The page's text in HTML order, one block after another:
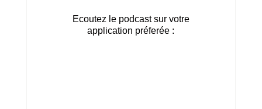
Ecoutez le podcast sur votre
application préferée :